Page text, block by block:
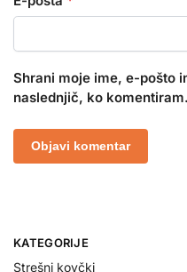
Shrani moje ime, e-pošto
naslednjič, ko komentiram.
KATEGORIJE
Strešni kovčki